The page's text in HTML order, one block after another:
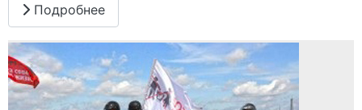
Подробнее